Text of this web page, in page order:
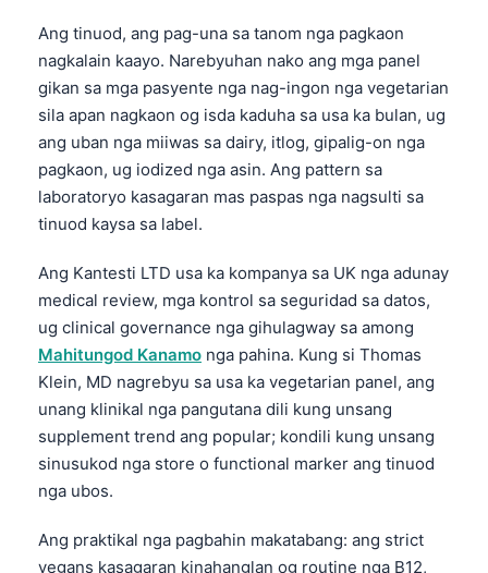
Ang tinuod, ang pag-una sa tanom nga pagkaon
nagkalain kaayo. Narebyuhan nako ang mga panel
gikan sa mga pasyente nga nag-ingon nga vegetarian
sila apan nagkaon og isda kaduha sa usa ka bulan, ug
ang uban nga miiwas sa dairy, itlog, gipalig-on nga
pagkaon, ug iodized nga asin. Ang pattern sa
laboratoryo kasagaran mas paspas nga nagsulti sa
tinuod kaysa sa label.
Ang Kantesti LTD usa ka kompanya sa UK nga adunay
medical review, mga kontrol sa seguridad sa datos,
ug clinical governance nga gihulagway sa among
Mahitungod Kanamo nga pahina. Kung si Thomas
Klein, MD nagrebyu sa usa ka vegetarian panel, ang
unang klinikal nga pangutana dili kung unsang
supplement trend ang popular; kondili kung unsang
sinusukod nga store o functional marker ang tinuod
nga ubos.
Ang praktikal nga pagbahin makatabang: ang strict
vegans kasagaran kinahanglan og routine nga B12,